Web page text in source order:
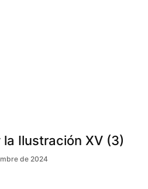
Ilustración XV (3)
de 2024